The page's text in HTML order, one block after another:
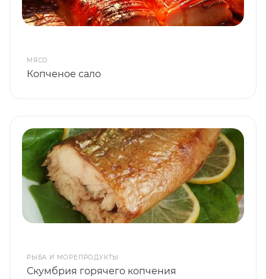
МЯСО
Копченое сало
РЫБА И МОРЕПРОДУКТЫ
Скумбрия горячего копчения